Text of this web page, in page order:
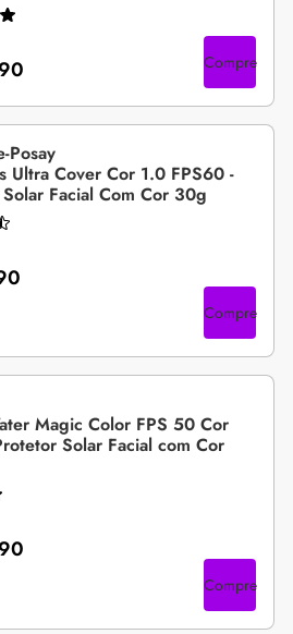
Compre
Posay
Ultra Cover Cor 1.0 FPS60 -
Facial Com Cor 30g
Compre
Magic Color FPS 50 Cor
Solar Facial com Cor
Compre